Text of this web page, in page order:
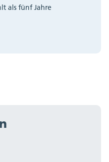
als fünf Jahre